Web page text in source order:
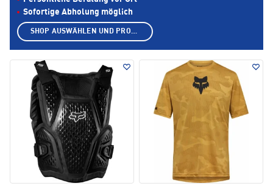
Sofortige Abholung möglich
SHOP AUSWÄHLEN UND PRODUKTE ANZEIGEN